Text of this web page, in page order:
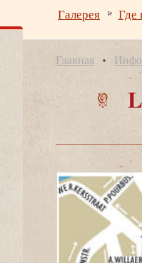
Галерея Где
Главная